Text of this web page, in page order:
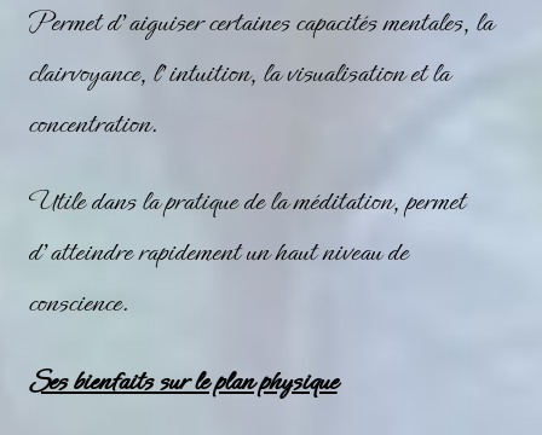
Permet d’aiguiser certaines capacités mentales, la
clairvoyance, l’intuition, la visualisation et la
concentration.
Utile dans la pratique de la méditation, permet
d’atteindre rapidement un haut niveau de
conscience.
Ses bienfaits sur le plan physique